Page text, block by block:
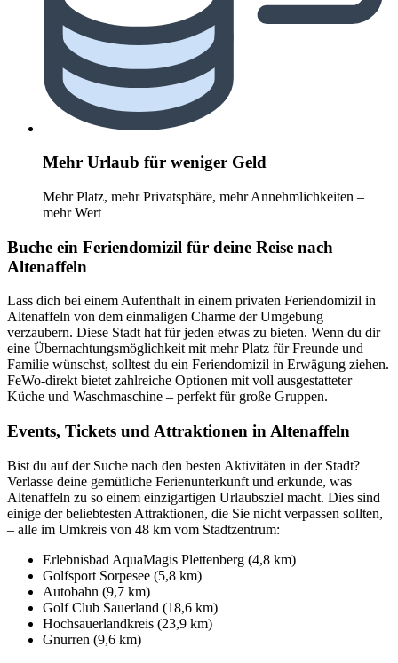
Mehr Urlaub für weniger Geld
Mehr Platz, mehr Privatsphäre, mehr Annehmlichkeiten –
mehr Wert
Buche ein Feriendomizil für deine Reise nach
Altenaffeln
Lass dich bei einem Aufenthalt in einem privaten Feriendomizil in
Altenaffeln von dem einmaligen Charme der Umgebung
verzaubern. Diese Stadt hat für jeden etwas zu bieten. Wenn du dir
eine Übernachtungsmöglichkeit mit mehr Platz für Freunde und
Familie wünschst, solltest du ein Feriendomizil in Erwägung ziehen.
FeWo-direkt bietet zahlreiche Optionen mit voll ausgestatteter
Küche und Waschmaschine – perfekt für große Gruppen.
Events, Tickets und Attraktionen in Altenaffeln
Bist du auf der Suche nach den besten Aktivitäten in der Stadt?
Verlasse deine gemütliche Ferienunterkunft und erkunde, was
Altenaffeln zu so einem einzigartigen Urlaubsziel macht. Dies sind
einige der beliebtesten Attraktionen, die Sie nicht verpassen sollten,
– alle im Umkreis von 48 km vom Stadtzentrum:
Erlebnisbad AquaMagis Plettenberg (4,8 km)
Golfsport Sorpesee (5,8 km)
Autobahn (9,7 km)
Golf Club Sauerland (18,6 km)
Hochsauerlandkreis (23,9 km)
Gnurren (9,6 km)